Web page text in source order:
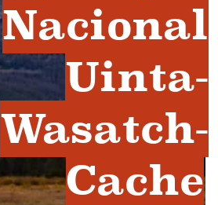
Nacional
Uinta-
Wasatch-
Cache